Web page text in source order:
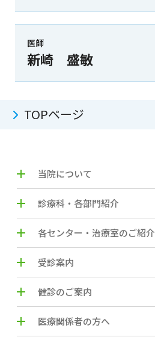
医師
新崎 盛敏
TOPページ
当院について
診療科・各部門紹介
各センター・治療室のご紹介
受診案内
健診のご案内
医療関係者の方へ